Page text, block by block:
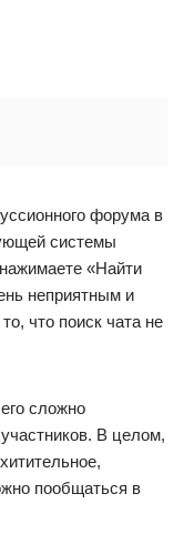
форума в
системы
«Найти
неприятным и
что поиск чата не
сложно
В целом,
пообщаться в